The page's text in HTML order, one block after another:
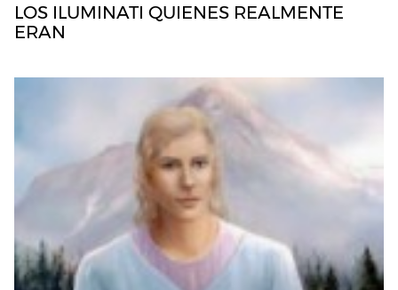
LOS ILUMINATI QUIENES REALMENTE
ERAN